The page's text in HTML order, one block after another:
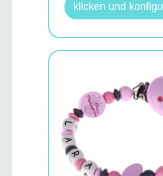
klicken und